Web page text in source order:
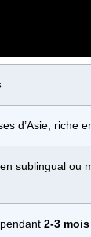
d’Asie, riche
sublingual ou
2-3 mois